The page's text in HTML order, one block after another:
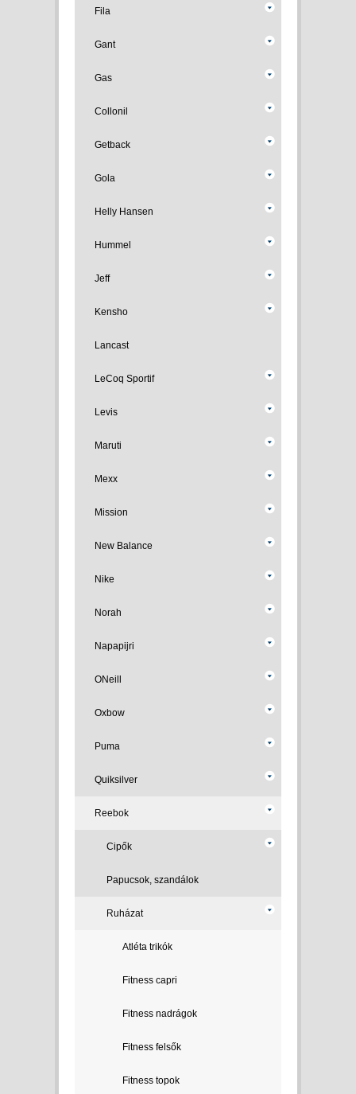
Fila
Gant
Gas
Collonil
Getback
Gola
Helly Hansen
Hummel
Jeff
Kensho
Lancast
LeCoq Sportif
Levis
Maruti
Mexx
Mission
New Balance
Nike
Norah
Napapijri
ONeill
Oxbow
Puma
Quiksilver
Reebok
Cipők
Papucsok, szandálok
Ruházat
Atléta trikók
Fitness capri
Fitness nadrágok
Fitness felsők
Fitness topok